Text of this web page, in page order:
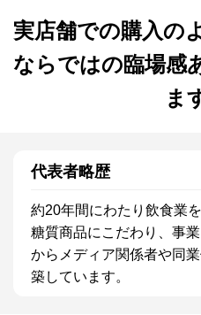
実店舗での購入の
ならではの臨場感
ま
代表者略歴
約20年間にわたり飲食業
糖質商品にこだわり、事
からメディア関係者や同
築しています。